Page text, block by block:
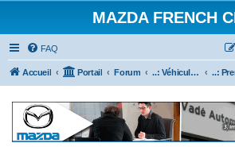
MAZDA FRENCH
FAQ
Accueil Portail Forum ..: Véhicules Mazda ancien (<2003) :..